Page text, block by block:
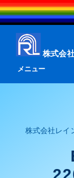
株式会
メニュー
株式会社レイ